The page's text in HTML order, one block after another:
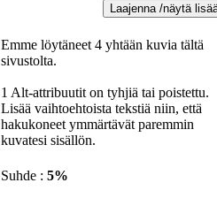
Laajenna /näytä
Emme löytäneet 4 yhtään kuvia tältä
sivustolta.
1 Alt-attribuutit on tyhjiä tai poistettu.
Lisää vaihtoehtoista tekstiä niin, että
hakukoneet ymmärtävät paremmin
kuvatesi sisällön.
Suhde : 5%